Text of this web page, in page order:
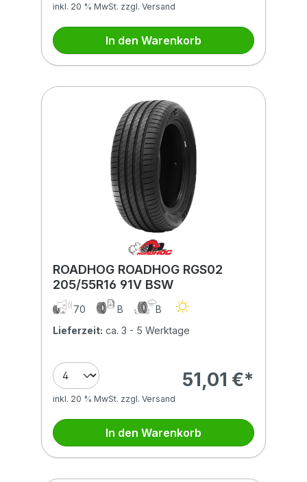
inkl. 20 % MwSt. zzgl. Versand
In den Warenkorb
ROADHOG ROADHOG RGS02
205/55R16 91V BSW
70 B
B
Lieferzeit: ca. 3 - 5 Werktage
51,01 €*
inkl. 20 % MwSt. zzgl. Versand
In den Warenkorb